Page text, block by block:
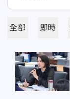
全部 即時